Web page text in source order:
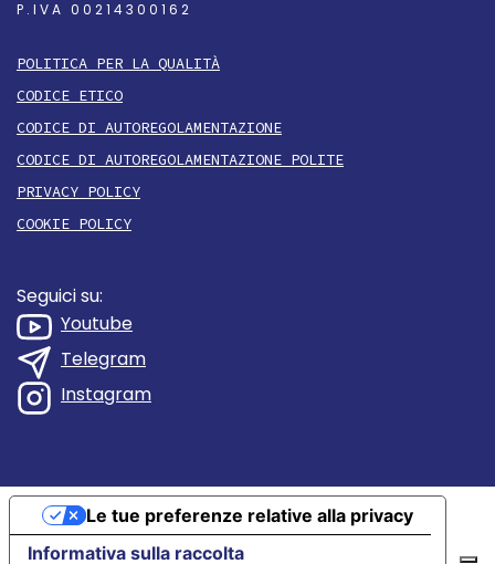
P.IVA 00214300162
POLITICA PER LA QUALITÀ
CODICE ETICO
CODICE DI AUTOREGOLAMENTAZIONE
CODICE DI AUTOREGOLAMENTAZIONE POLITE
PRIVACY POLICY
COOKIE POLICY
Seguici su:
Youtube
Telegram
Instagram
Informativa sulla raccolta
Le tue preferenze relative alla privacy